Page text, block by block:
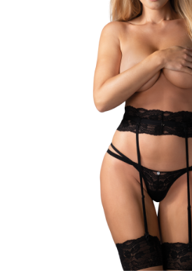
Rozwiń
menu
potomne